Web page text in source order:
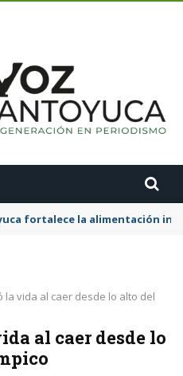
fortalece la alimentación
la vida al caer desde lo alto del
al caer desde lo